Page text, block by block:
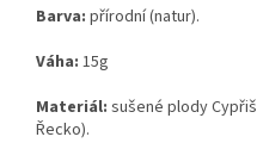
Barva: přírodní (natur).
Váha: 15g
Materiál: sušené plody
Řecko).